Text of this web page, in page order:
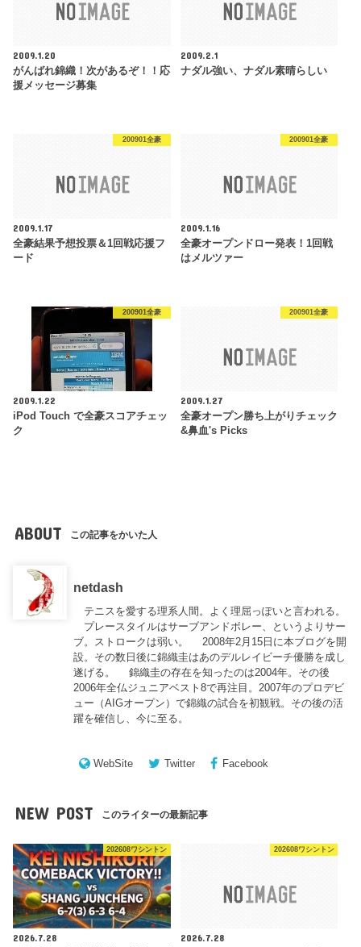
2009.1.20
がんばれ錦織！次があるぞ！！応
援メッセージ募集
2009.2.1
ナダル強い、ナダル素晴らしい
200901全豪
2009.1.17
全豪結果予想投票＆1回戦応援フ
ード
200901全豪
2009.1.16
全豪オープンドロー発表！1回戦
はメルツァー
200901全豪
2009.1.22
iPod Touch で全豪スコアチェッ
ク
200901全豪
2009.1.27
全豪オープン勝ち上がりチェック
&鼻血's Picks
ABOUT この記事をかいた人
netdash
テニスを愛する理系人間。よく理屈っぽいと言われる。
プレースタイルはサーブアンドボレー、というよりサー
ブ。ストロークは弱い。 2008年2月15日に本ブログを開
設。その数日後に錦織圭はあのデルレイビーチ優勝を成し
遂げる。 錦織圭の存在を知ったのは2004年。その後
2006年全仏ジュニアベスト8で再注目。2007年のプロデビ
ュー（AIGオープン）で錦織の試合を初観戦。その後の活
躍を確信し、今に至る。
WebSite Twitter Facebook
NEW POST このライターの最新記事
202608ワシントン
2026.7.28
202608ワシントン
2026.7.28